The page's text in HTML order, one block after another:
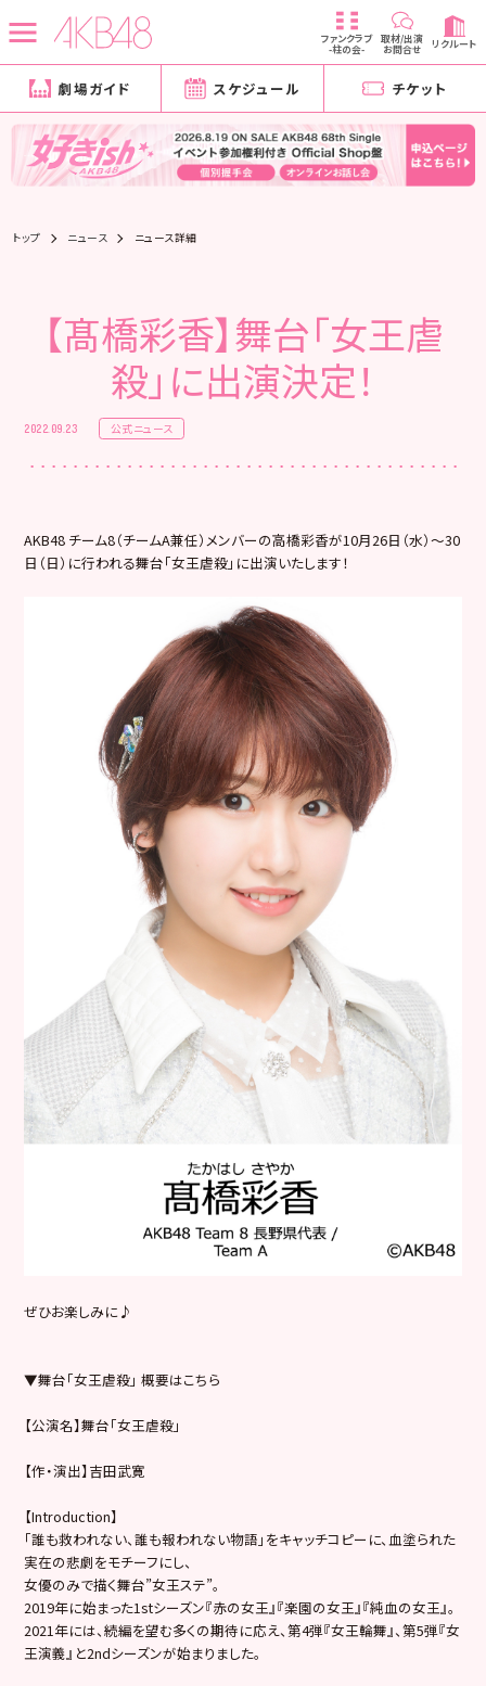
ファンクラブ
-柱の会-
取材/出演
お問合せ リクルート
劇場ガイド スケジュール チケット
トップ ニュース ニュース詳細
【髙橋彩香】舞台「女王虐
殺」に出演決定！
2022.09.23 公式ニュース
AKB48 チーム8（チームA兼任）メンバーの高橋彩香が10月26日（水）〜30
日（日）に行われる舞台「女王虐殺」 に出演いたします！
ぜひお楽しみに♪
▼舞台「女王虐殺」 概要はこちら
【公演名】舞台「女王虐殺」
【作・演出】吉田武寛
【Introduction】
「誰も救われない、誰も報われない物語」をキャッチコピーに、 血塗られた
実在の悲劇をモチーフにし、
女優のみで描く舞台”女王ステ”。
2019年に始まった1stシーズン『赤の女王』『楽園の女王』『純血の女王』。
2021年には、続編を望む多くの期待に応え、第4弾『女王輪舞』、第5弾『女
王演義』 と2ndシーズンが始まりました。